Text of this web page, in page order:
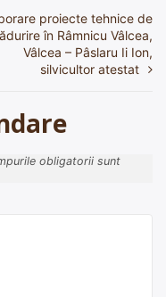
proiecte tehnice de
în Râmnicu Vâlcea,
Vâlcea – Pâslaru Ii Ion,
silvicultor atestat
obligatorii sunt